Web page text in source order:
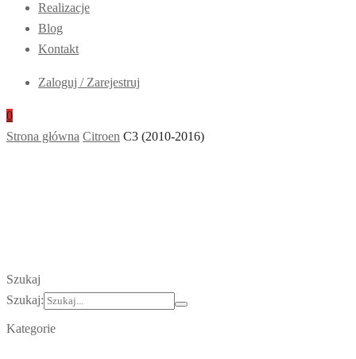
Realizacje
Blog
Kontakt
Zaloguj / Zarejestruj
0
Strona główna Citroen C3 (2010-2016)
Szukaj
Szukaj:
Kategorie